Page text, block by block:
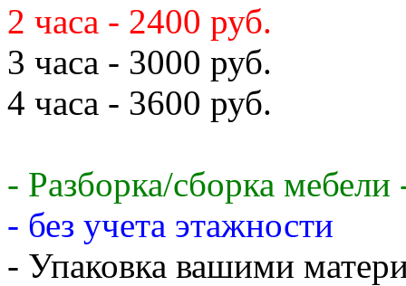
2 часа - 2400 руб.
3 часа - 3000 руб.
4 часа - 3600 руб.
- Разборка/сборка мебели
- без учета этажности
- Упаковка вашими